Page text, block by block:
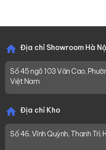
Địa chỉ Showroom Hà
Số 45 ngõ 103 Văn Cao,
Việt Nam
Địa chỉ Kho
Số 46, Vĩnh Quỳnh, Thanh Trì,